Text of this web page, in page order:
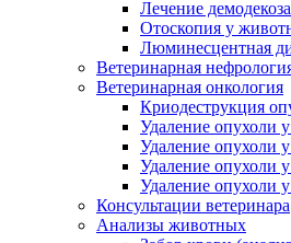
Лечение
Отоскопия у
Люминесцентная
Ветеринарная
Ветеринарная онкология
Криодеструкция
Удаление опухоли
Удаление опухоли
Удаление опухоли
Удаление опухоли
Консультации ветеринара
Анализы животных